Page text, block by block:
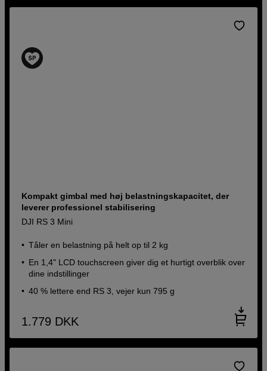
Kompakt gimbal med høj belastningskapacitet, der
leverer professionel stabilisering
DJI RS 3 Mini
Tåler en belastning på helt op til 2 kg
En 1,4" LCD touchscreen giver dig et hurtigt overblik over
dine indstillinger
40 % lettere end RS 3, vejer kun 795 g
1.779 DKK